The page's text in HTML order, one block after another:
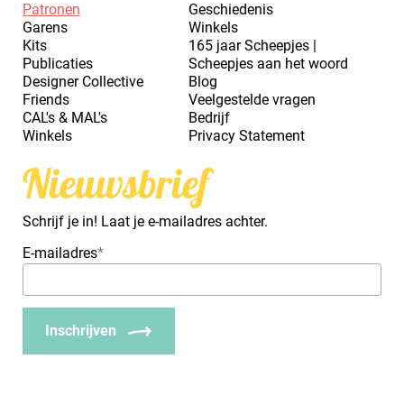
Patronen
Garens
Kits
Publicaties
Designer Collective
Friends
CAL's & MAL's
Winkels
Geschiedenis
Winkels
165 jaar Scheepjes |
Scheepjes aan het woord
Blog
Veelgestelde vragen
Bedrijf
Privacy Statement
Nieuwsbrief
Schrijf je in! Laat je e-mailadres achter.
E-mailadres*
Inschrijven